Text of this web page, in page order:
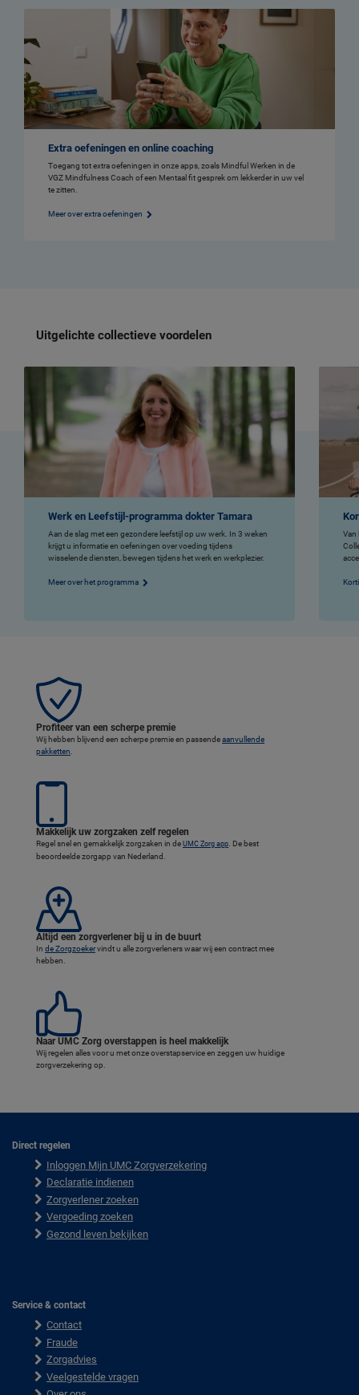
Extra oefeningen en online coaching
Toegang tot extra oefeningen in onze apps, zoals Mindful Werken in de
VGZ Mindfulness Coach of een Mentaal fit gesprek om lekkerder in uw vel
te zitten.
Meer over extra oefeningen
Uitgelichte collectieve voordelen
Werk en Leefstijl-programma dokter Tamara
Aan de slag met een gezondere leefstijl op uw werk. In 3 weken
krijgt u informatie en oefeningen over voeding tijdens
wisselende diensten, bewegen tijdens het werk en werkplezier.
Meer over het programma
Van
Voordelen van een zorgverzekering via UMC
Profiteer van een scherpe premie
Wij hebben blijvend een scherpe premie en passendeaanvullende
pakketten
Makkelijk uw zorgzaken zelf regelen
Regel snel en gemakkelijk zorgzaken in de UMC Zorg app . De best
beoordeelde zorgapp van Nederland.
Altijd een zorgverlener bij u in de buurt
In de Zorgzoekervindt u alle zorgverleners waar wij een contract mee
hebben.
Naar UMC Zorg overstappen is heel makkelijk
Wij regelen alles voor u met onze overstapservice en zeggen uw huidige
zorgverzekering op.
Direct regelen
Inloggen Mijn UMC Zorgverzekering
Declaratie indienen
Zorgverlener zoeken
Vergoeding zoeken
Gezond leven bekijken
Service & contact
Contact
Fraude
Zorgadvies
Veelgestelde vragen